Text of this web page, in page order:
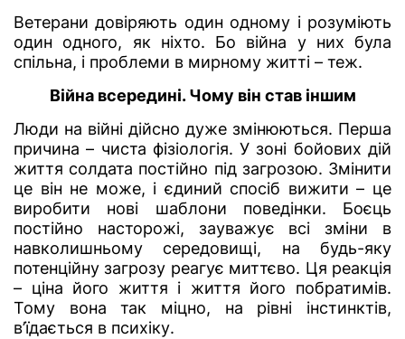
Ветерани довіряють один одному і розуміють
один одного, як ніхто. Бо війна у них була
спільна, і проблеми в мирному житті – теж.
Війна всередині. Чому він став іншим
Люди на війні дійсно дуже змінюються. Перша
причина – чиста фізіологія. У зоні бойових дій
життя солдата постійно під загрозою. Змінити
це він не може, і єдиний спосіб вижити – це
виробити нові шаблони поведінки. Боєць
постійно насторожі, зауважує всі зміни в
навколишньому середовищі, на будь-яку
потенційну загрозу реагує миттєво. Ця реакція
– ціна його життя і життя його побратимів.
Тому вона так міцно, на рівні інстинктів,
в’їдається в психіку.